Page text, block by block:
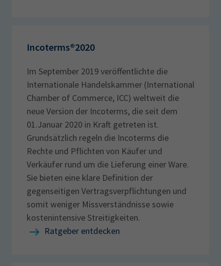
Incoterms®2020‎
Im September 2019 veröffentlichte die
Internationale Handelskammer (International
‎Chamber of Commerce, ICC) weltweit die
neue Version der Incoterms, die seit dem
‎‎01.Januar 2020 in Kraft getreten ist.‎
Grundsätzlich regeln die Incoterms die
Rechte und Pflichten von Käufer und
Verkäufer rund um ‎die Lieferung einer Ware.
Sie bieten eine klare Definition der
gegenseitigen ‎Vertragsverpflichtungen und
somit weniger Missverständnisse sowie
‎kostenintensive Streitigkeiten.‎
Ratgeber entdecken